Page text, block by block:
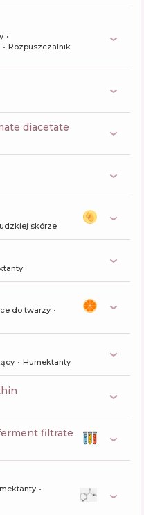
Rozpuszczalnik
diacetate
skórze
do twarzy
Humektanty
filtrate